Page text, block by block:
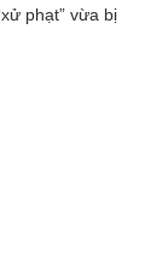
phạt” vừa bị